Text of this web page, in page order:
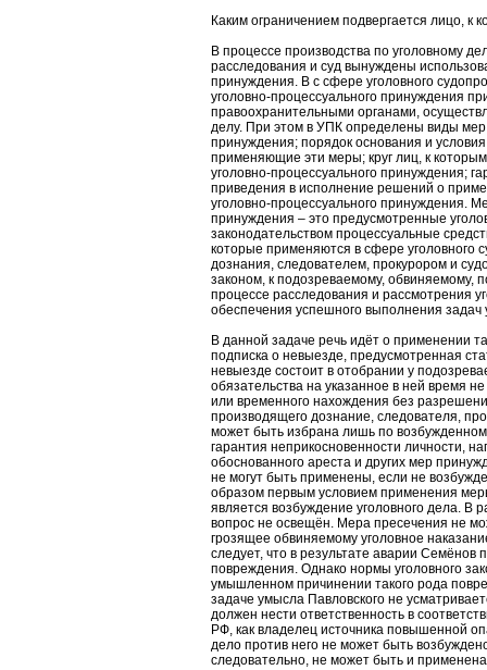
Каким ограничением подвергается лицо, к
В процессе производства по уголовному
расследования и суд вынуждены
принуждения. В с сфере уголовного
уголовно-процессуального принуждения
правоохранительными органами,
делу. При этом в УПК определены виды мер
принуждения; порядок основания и
применяющие эти меры; круг лиц, к
уголовно-процессуального принуждения;
приведения в исполнение решений о
уголовно-процессуального принуждения.
принуждения – это предусмотренные
законодательством процессуальные
которые применяются в сфере уголовного
дознания, следователем, прокурором и
законом, к подозреваемому, обвиняемому,
процессе расследования и рассмотрения
обеспечения успешного выполнения задач
В данной задаче речь идёт о применении
подписка о невыезде, предусмотренная
невыезде состоит в отобрании у
обязательства на указанное в ней время
или временного нахождения без
производящего дознание, следователя,
может быть избрана лишь по
гарантия неприкосновенности личности,
обоснованного ареста и других мер
не могут быть применены, если не
образом первым условием применения
является возбуждение уголовного дела. В
вопрос не освещён. Мера пресечения не
грозящее обвиняемому уголовное
следует, что в результате аварии Семёнов
повреждения. Однако нормы уголовного
умышленном причинении такого рода
задаче умысла Павловского не
должен нести ответственность в
РФ, как владелец источника повышенной
дело против него не может быть
следовательно, не может быть и